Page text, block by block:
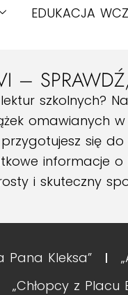
EDUKACJA
–
szkolnych?
omawianych w
się
informacje
i skuteczny
Pana Kleksa”
„Chłopcy z Placu